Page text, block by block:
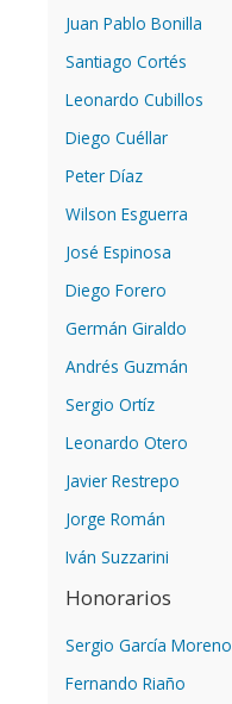
Juan Pablo Bonilla
Santiago Cortés
Leonardo Cubillos
Diego Cuéllar
Peter Díaz
Wilson Esguerra
José Espinosa
Diego Forero
Germán Giraldo
Andrés Guzmán
Sergio Ortíz
Leonardo Otero
Javier Restrepo
Jorge Román
Iván Suzzarini
Honorarios
Sergio García Moreno
Fernando Riaño